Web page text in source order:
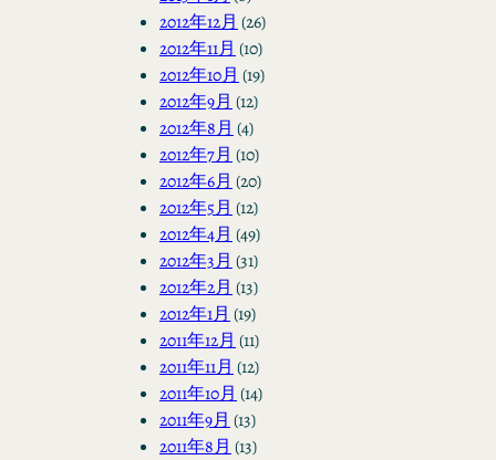
2012年12月 (26)
2012年11月 (10)
2012年10月 (19)
2012年9月 (12)
2012年8月 (4)
2012年7月 (10)
2012年6月 (20)
2012年5月 (12)
2012年4月 (49)
2012年3月 (31)
2012年2月 (13)
2012年1月 (19)
2011年12月 (11)
2011年11月 (12)
2011年10月 (14)
2011年9月 (13)
2011年8月 (13)